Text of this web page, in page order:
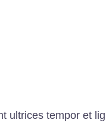
ultrices tempor et